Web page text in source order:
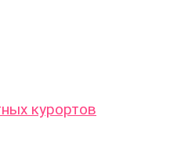
курортов